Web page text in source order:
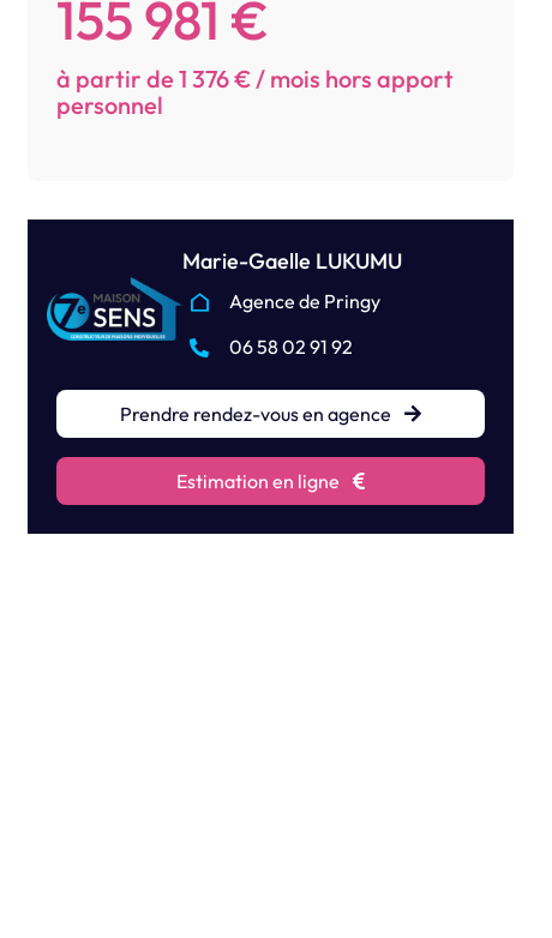
155 981 €
à partir de 1 376 € / mois hors apport
personnel
Marie-Gaelle LUKUMU
Agence de Pringy
06 58 02 91 92
Prendre rendez-vous en agence
Estimation en ligne